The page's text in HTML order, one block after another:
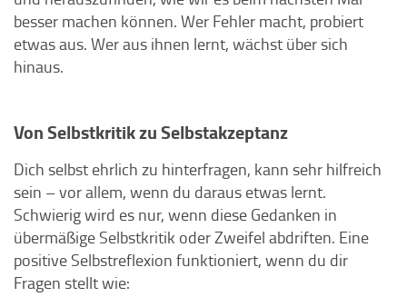
besser machen können. Wer Fehler macht, probiert
etwas aus. Wer aus ihnen lernt, wächst über sich
hinaus.
Von Selbstkritik zu Selbstakzeptanz
Dich selbst ehrlich zu hinterfragen, kann sehr hilfreich
sein – vor allem, wenn du daraus etwas lernt.
Schwierig wird es nur, wenn diese Gedanken in
übermäßige Selbstkritik oder Zweifel abdriften. Eine
positive Selbstreflexion funktioniert, wenn du dir
Fragen stellt wie: